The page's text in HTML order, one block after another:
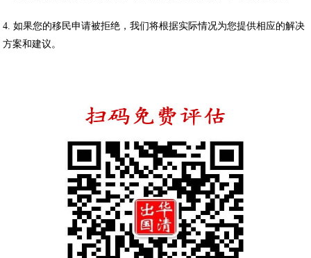
4. 如果您的移民申请被拒绝，我们将根据实际情况为您提供相应的解决
方案和建议。